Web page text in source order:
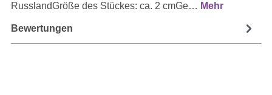
RusslandGröße des Stückes: ca. 2 cmGe… Mehr
Bewertungen